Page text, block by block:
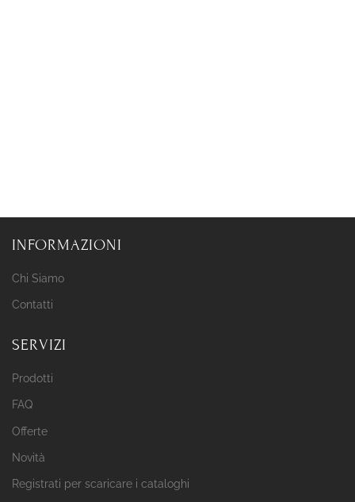
INFORMAZIONI
Chi Siamo
Contatti
SERVIZI
Prodotti
FAQ
Offerte
Novità
Registrati per scaricare i cataloghi